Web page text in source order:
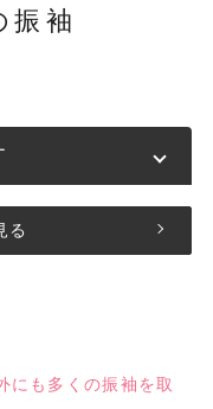
振袖
る
にも多くの振袖を取